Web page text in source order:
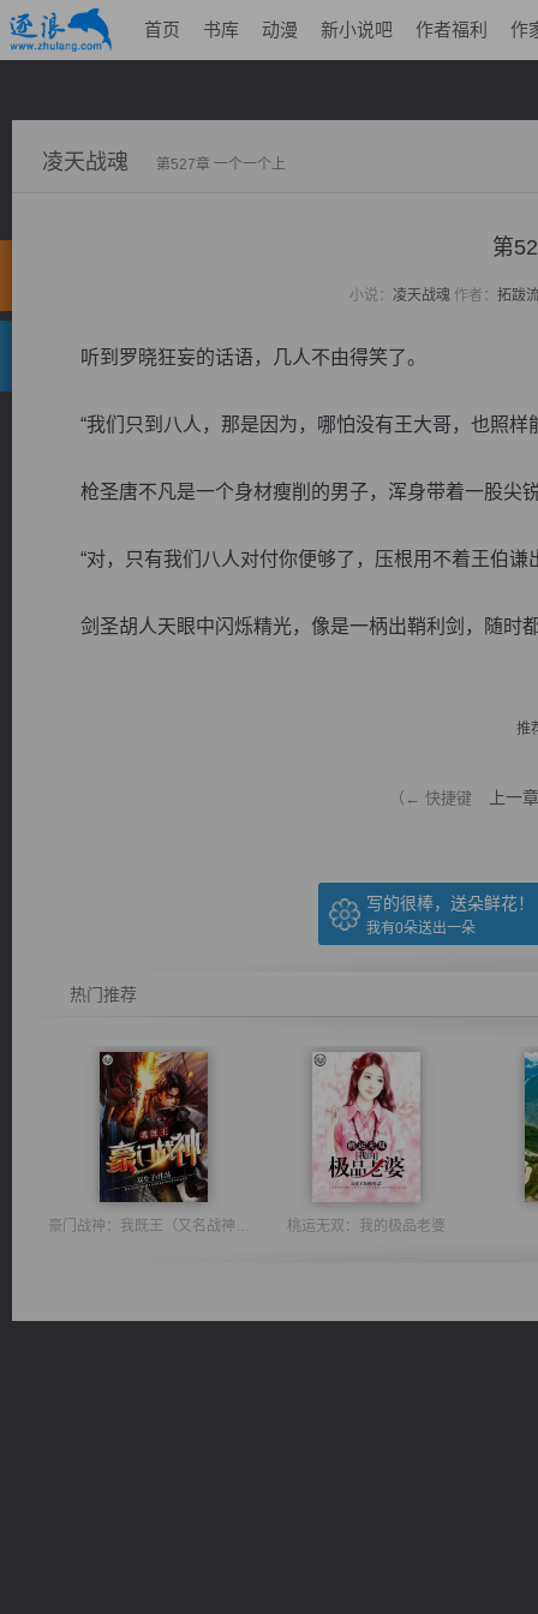
首页 书库 动漫 新小说吧 作者福利 作
凌天战魂 第527章 一个一个上
第
小说： 凌天战魂作者： 拓跋
听到罗晓狂妄的话语，几人不由得笑了。
“我们只到八人，那是因为，哪怕没有王大哥，也照样
枪圣唐不凡是一个身材瘦削的男子，浑身带着一股尖
“对，只有我们八人对付你便够了，压根用不着王伯谦
剑圣胡人天眼中闪烁精光，像是一柄出鞘利剑，随时
推
（← 快捷键 上一章
写的很棒，送朵鲜花！
我有0朵送出一朵
热门推荐
豪门战神：我既王（又名战神归来不败神婿修罗战神） 桃运无双：我的极品老婆